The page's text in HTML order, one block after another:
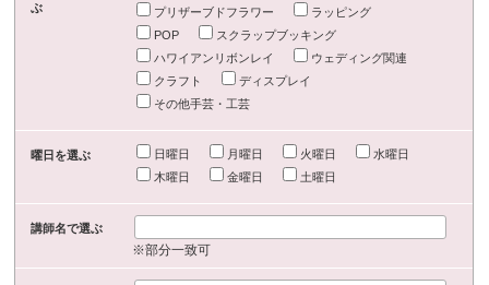
ぶ
プリザーブドフラワー
ラッピング
POP
スクラップブッキング
ハワイアンリボンレイ
ウェディング関連
クラフト
ディスプレイ
その他手芸・工芸
曜日を選ぶ 日曜日 月曜日 火曜日
水曜日
木曜日
金曜日 土曜日
講師名で選ぶ
※部分一致可